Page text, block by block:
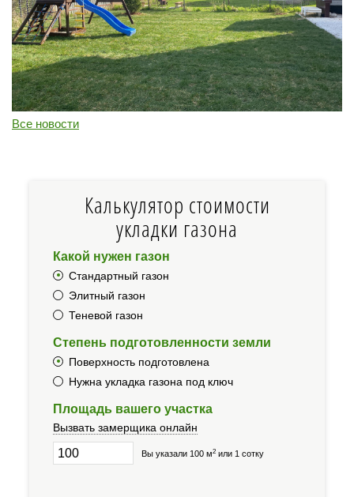
Перезвонить Вызвать замерщика
Все новости
Калькулятор стоимости
укладки газона
Какой нужен газон
Стандартный газон
Элитный газон
Теневой газон
Степень подготовленности земли
Поверхность подготовлена
Нужна укладка газона под ключ
Площадь вашего участка
Вызвать замерщика онлайн
Вы указали 100 м2 или 1 сотку